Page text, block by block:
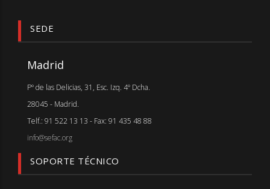
SEDE
Madrid
Pº de las Delicias, 31, Esc. Izq. 4º Dcha.
28045 - Madrid.
Telf.: 91 522 13 13 - Fax: 91 435 48 88
info@sefac.org
SOPORTE TÉCNICO